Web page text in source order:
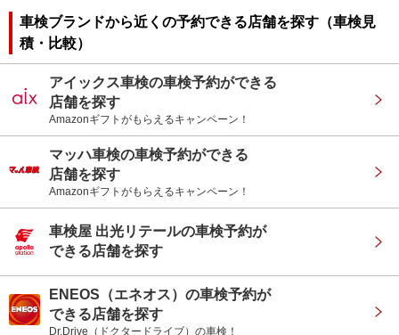
車検ブランドから近くの予約できる店舗を探す（車検見
積・比較）
アイックス車検の車検予約ができる
店舗を探す
Amazonギフトがもらえるキャンペーン！
マッハ車検の車検予約ができる
店舗を探す
Amazonギフトがもらえるキャンペーン！
車検屋 出光リテールの車検予約が
できる店舗を探す
ENEOS（エネオス）の車検予約が
できる店舗を探す
Dr.Drive（ドクタードライブ）の車検！